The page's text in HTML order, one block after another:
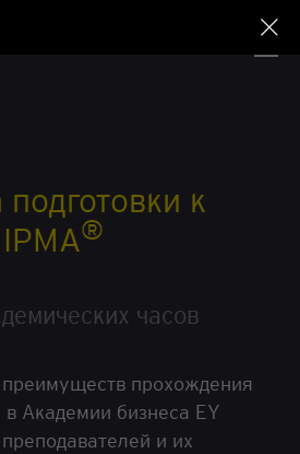
к
®
часов
прохождения
в Академии бизнеса EY
и их